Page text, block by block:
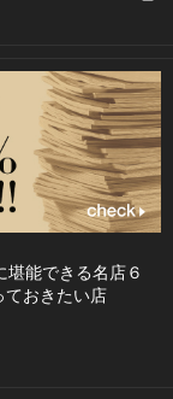
堪能できる名店６
おきたい店